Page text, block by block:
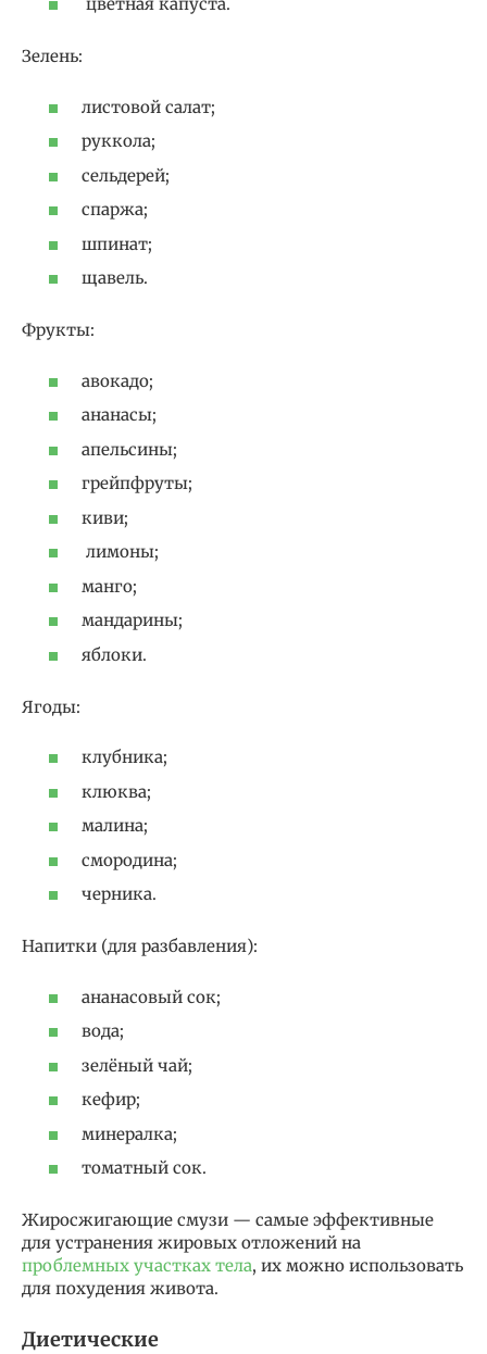
Зелень:
листовой салат;
руккола;
сельдерей;
спаржа;
шпинат;
щавель.
Фрукты:
авокадо;
ананасы;
апельсины;
грейпфруты;
киви;
лимоны;
манго;
мандарины;
яблоки.
Ягоды:
клубника;
клюква;
малина;
смородина;
черника.
Напитки (для разбавления):
ананасовый сок;
вода;
зелёный чай;
кефир;
минералка;
томатный сок.
Жиросжигающие смузи — самые эффективные
для устранения жировых отложений на
проблемных участках тела, их можно использовать
для похудения живота.
Диетические